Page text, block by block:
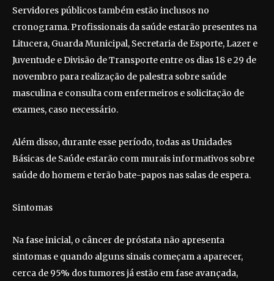
Servidores públicos também estão inclusos no
cronograma. Profissionais da saúde estarão presentes na
Litucera, Guarda Municipal, Secretaria de Esporte, Lazer e
Juventude e Divisão de Transporte entre os dias 18 e 29 de
novembro para realização de palestra sobre saúde
masculina e consulta com enfermeiros e solicitação de
exames, caso necessário.
Além disso, durante esse período, todas as Unidades
Básicas de Saúde estarão com murais informativos sobre
saúde do homem e terão bate-papos nas salas de espera.
Sintomas
Na fase inicial, o câncer de próstata não apresenta
sintomas e quando alguns sinais começam a aparecer,
cerca de 95% dos tumores já estão em fase avançada,